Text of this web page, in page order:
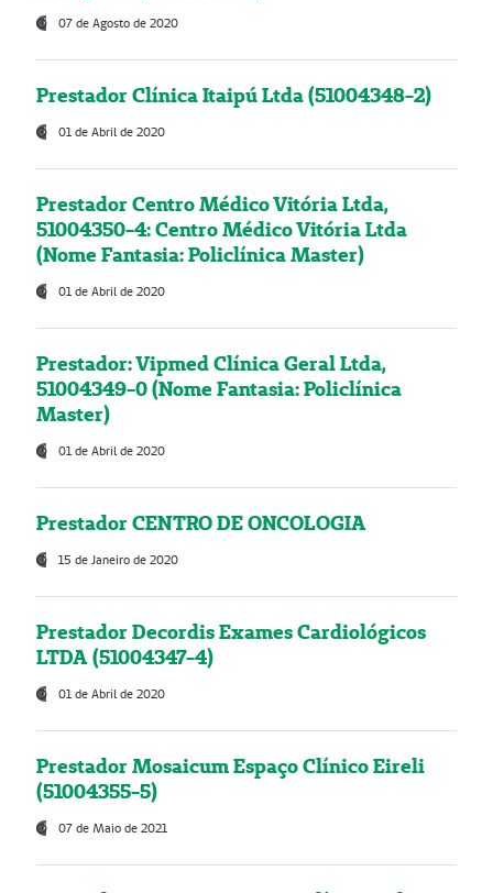
07 de Agosto de 2020
Prestador Clínica Itaipú Ltda (51004348-2)
01 de Abril de 2020
Prestador Centro Médico Vitória Ltda,
51004350-4: Centro Médico Vitória Ltda
(Nome Fantasia: Policlínica Master)
01 de Abril de 2020
Prestador: Vipmed Clínica Geral Ltda,
51004349-0 (Nome Fantasia: Policlínica
Master)
01 de Abril de 2020
Prestador CENTRO DE ONCOLOGIA
15 de Janeiro de 2020
Prestador Decordis Exames Cardiológicos
LTDA (51004347-4)
01 de Abril de 2020
Prestador Mosaicum Espaço Clínico Eireli
(51004355-5)
07 de Maio de 2021